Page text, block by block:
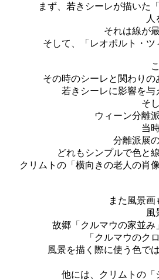
まず、若きシーレが描いた
人
それは線が
そして、「レオポルト・
その時のシーレと関わり
若きシーレに影響を
そ
ウィーン分離
当
分離派展
どれもシンプルで色と
クリムトの「横向きの老人の肖
また風景
風
故郷「クルマウの家並
「クルマウのク
風景を描く際に使う色で
他には、クリムトの